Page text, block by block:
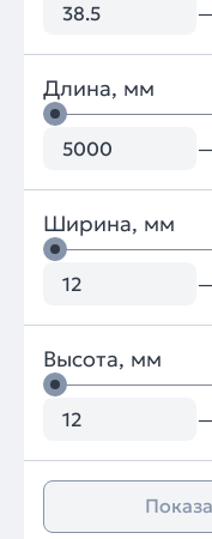
—
Длина, мм
—
Ширина, мм
—
Высота, мм
—